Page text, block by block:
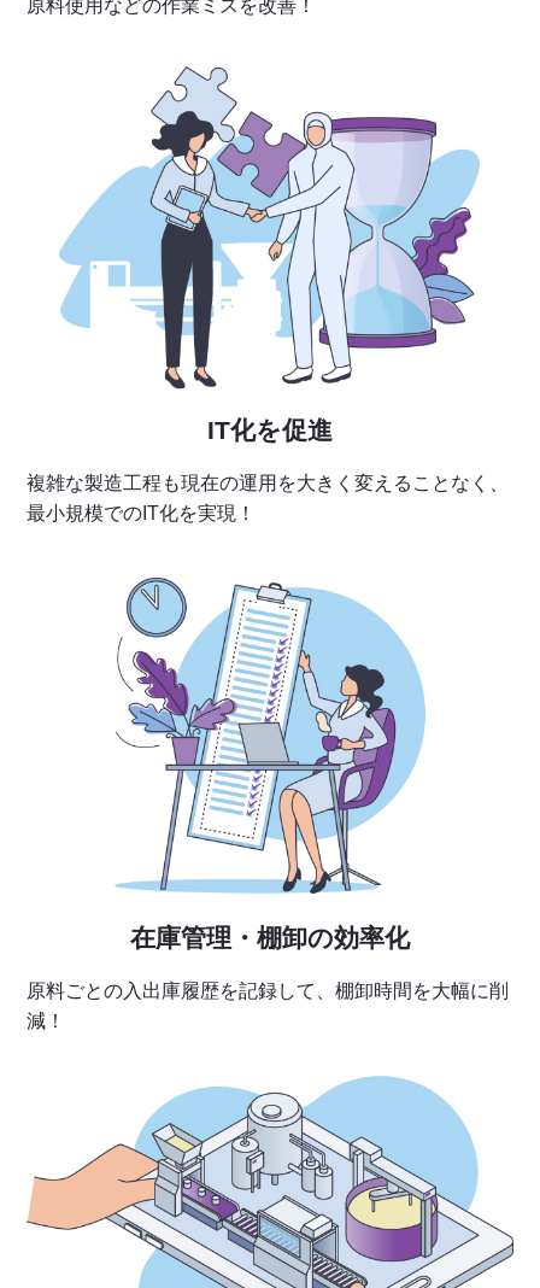
原料使用などの作業ミスを改善！
IT化を促進
複雑な製造工程も現在の運用を大きく変えることなく、
最小規模でのIT化を実現！
在庫管理・棚卸の効率化
原料ごとの入出庫履歴を記録して、棚卸時間を大幅に削
減！